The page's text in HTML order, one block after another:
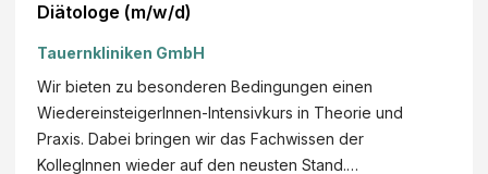
Diätologe (m/w/d)
Tauernkliniken GmbH
Wir bieten zu besonderen Bedingungen einen
WiedereinsteigerInnen-Intensivkurs in Theorie und
Praxis. Dabei bringen wir das Fachwissen der
KollegInnen wieder auf den neusten Stand.…